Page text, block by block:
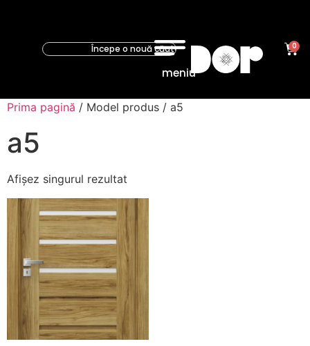
meniu
0
Prima pagină / Model produs / a5
a5
Afișez singurul rezultat